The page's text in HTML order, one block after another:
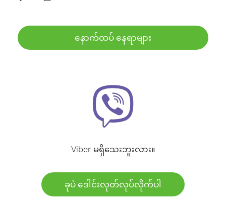
နောက်ထပ် နေရာများ
Viber မရှိသေးဘူးလား။
ခုပဲ ဒေါင်းလုတ်လုပ်လိုက်ပါ